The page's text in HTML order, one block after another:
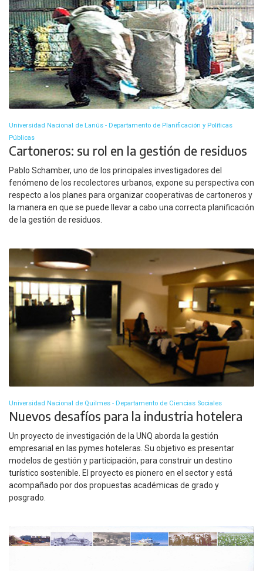
Universidad Nacional de Lanús - Departamento de Planificación y Políticas
Públicas
Cartoneros: su rol en la gestión de residuos
Pablo Schamber, uno de los principales investigadores del
fenómeno de los recolectores urbanos, expone su perspectiva con
respecto a los planes para organizar cooperativas de cartoneros y
la manera en que se puede llevar a cabo una correcta planificación
de la gestión de residuos.
Universidad Nacional de Quilmes - Departamento de Ciencias Sociales
Nuevos desafíos para la industria hotelera
Un proyecto de investigación de la UNQ aborda la gestión
empresarial en las pymes hoteleras. Su objetivo es presentar
modelos de gestión y participación, para construir un destino
turístico sostenible. El proyecto es pionero en el sector y está
acompañado por dos propuestas académicas de grado y
posgrado.